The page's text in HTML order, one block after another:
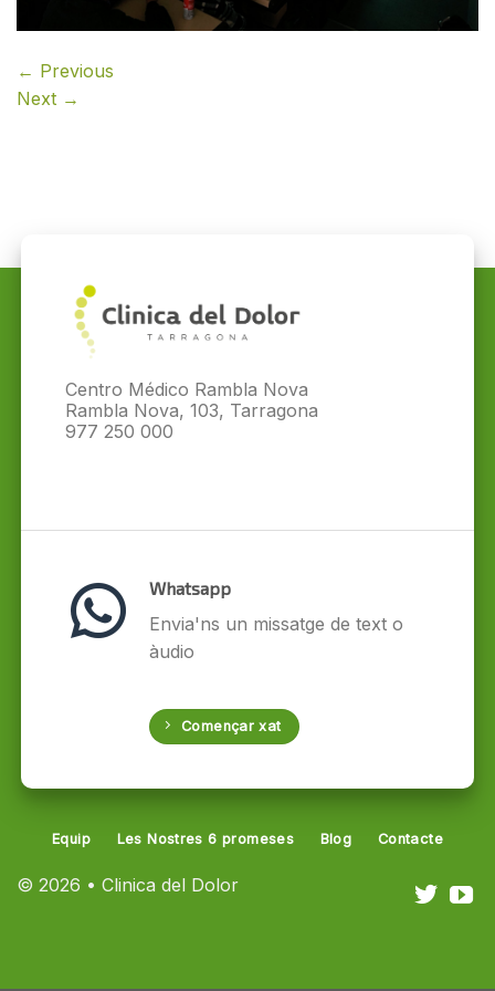
← Previous
Next →
Centro Médico Rambla Nova
Rambla Nova, 103, Tarragona
977 250 000
Whatsapp
Envia'ns un missatge de text o
àudio
Començar xat
© 2026 • Clinica del Dolor
Equip Les Nostres 6 promeses Blog Contacte